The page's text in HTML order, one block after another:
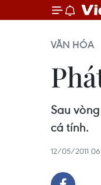
VĂN HÓA
Sau
cá tính.
12/05/2011